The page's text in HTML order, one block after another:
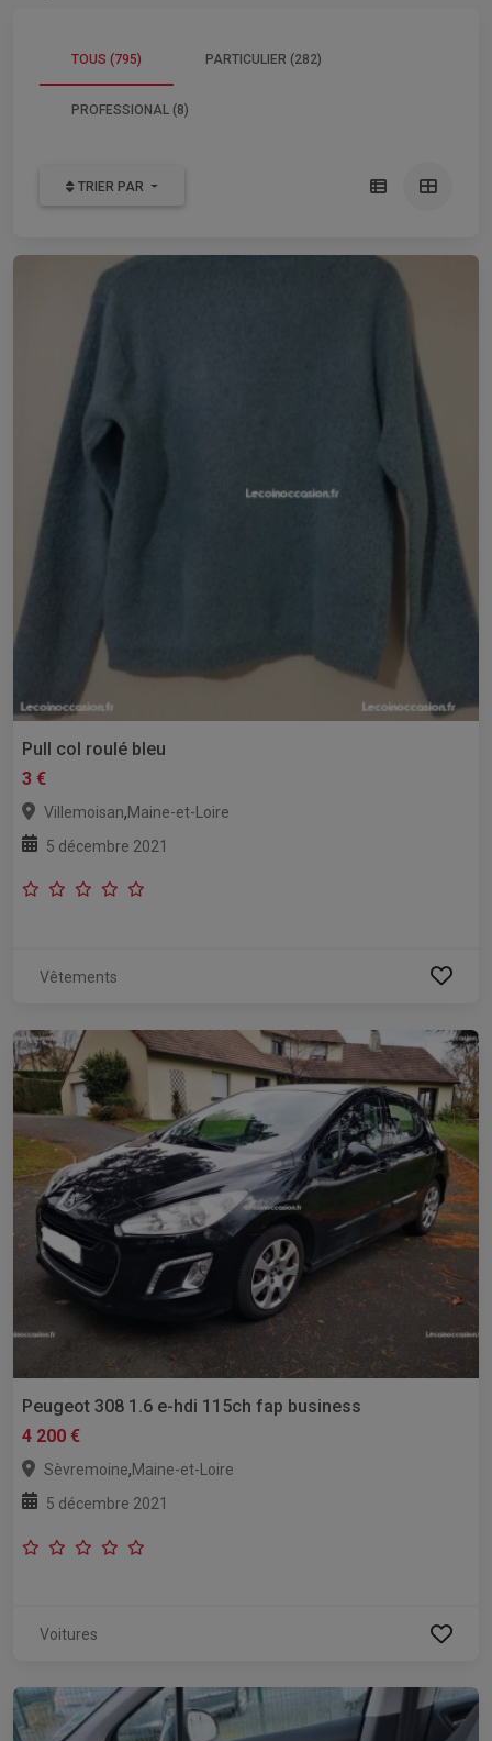
TOUS (795) PARTICULIER (282)
PROFESSIONAL (8)
TRIER PAR
Pull col roulé bleu
3 €
Villemoisan,Maine-et-Loire
5 décembre 2021
Vêtements
Peugeot 308 1.6 e-hdi 115ch fap business
4 200 €
Sèvremoine,Maine-et-Loire
5 décembre 2021
Voitures